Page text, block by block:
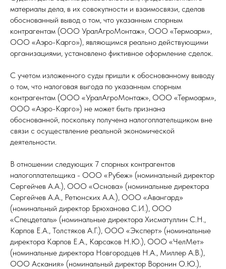
материалы дела, в их совокупности и взаимосвязи, сделав
обоснованный вывод о том, что указанным спорным
контрагентам (ООО УралАгроМонтаж», ООО «Термоарм»,
ООО «Аэро-Карго»), являющимся реально действующими
организациями, установлено фиктивное оформление сделок.
С учетом изложенного суды пришли к обоснованному выводу
о том, что налоговая выгода по указанным спорным
контрагентам (ООО «УралАгроМонтаж», ООО «Термоарм»,
ООО «Аэро-Карго») не может быть признана
обоснованной, поскольку получена налогоплательщиком вне
связи с осуществление реальной экономической
деятельности.
В отношении следующих 7 спорных контрагентов
налогоплательщика - ООО «Рубеж» (номинальный директор
Сергейчев А.А.), ООО «Основа» (номинальные директора
Сергейчев А.А., Ретюнских А.А.), ООО «Авангард»
(номинальный директор Брюханова С.И.), ООО
«Спецдеталь» (номинальные директора Хисматуллин С.Н.,
Карпов Е.А., Толстяков А.Г.), ООО «Эксперт» (номинальные
директора Карпов Е.А., Карсаков Н.Ю.), ООО «ЧелМет»
(номинальные директора Новгородцев Н.А., Миллер А.В.),
ООО Аскания» (номинальный директор Воронин О.Ю.),